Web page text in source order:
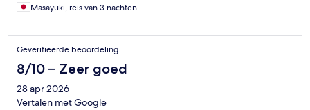
Masayuki, reis van 3 nachten
Geverifieerde beoordeling
8/10 – Zeer goed
28 apr 2026
Vertalen met Google